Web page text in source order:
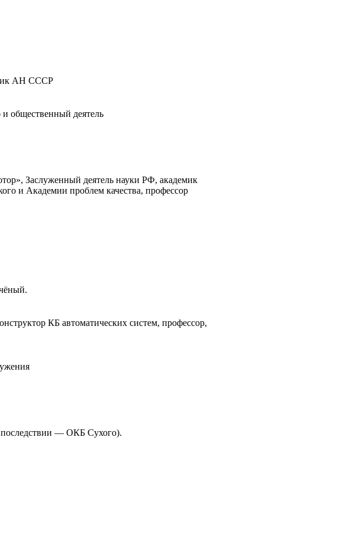
АН СССР
общественный деятель
Заслуженный деятель науки РФ, академик
и Академии проблем качества, профессор
КБ автоматических систем, профессор,
— ОКБ Сухого).